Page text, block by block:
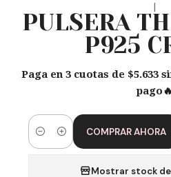
|
PULSERA
P925
Paga en 3 cuotas de $5.633
pago🔥
Cantidad
COMPRAR AHORA
Mostrar stock